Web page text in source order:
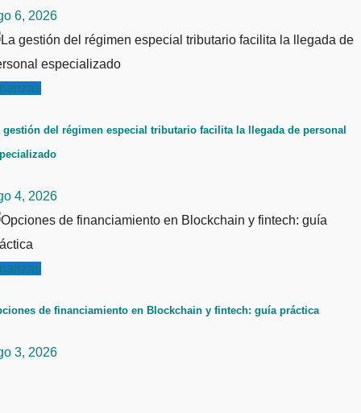
6, 2026
gestión del régimen especial tributario facilita la llegada de personal
4, 2026
de financiamiento en Blockchain y fintech: guía práctica
3, 2026